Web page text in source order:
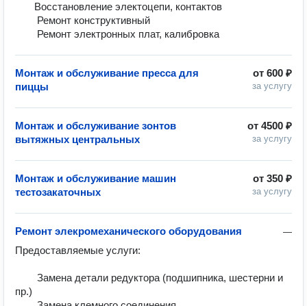
от 600 ₽
за услугу
Монтаж и обслуживание пресса для
пиццы
от 4500 ₽
за услугу
Монтаж и обслуживание зонтов
вытяжных центральных
от 350 ₽
за услугу
Монтаж и обслуживание машин
тестозакаточных
—
Ремонт элекромеханического оборудования
Предоставляемые услуги:
пр.)